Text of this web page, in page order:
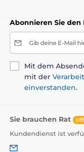
Abonnieren Sie den
Gib deine E-Mail
Mit dem
mit der
einverstanden.
Sie brauchen Rat
Kundendienst ist